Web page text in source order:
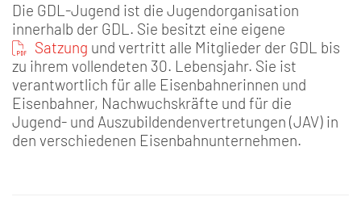
Die GDL-Jugend ist die Jugendorganisation
innerhalb der GDL. Sie besitzt eine eigene
Satzung und vertritt alle Mitglieder der GDL bis
zu ihrem vollendeten 30. Lebensjahr. Sie ist
verantwortlich für alle Eisenbahnerinnen und
Eisenbahner, Nachwuchskräfte und für die
Jugend- und Auszubildendenvertretungen (JAV) in
den verschiedenen Eisenbahnunternehmen.